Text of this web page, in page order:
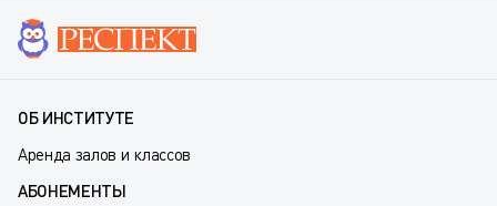
ОБ ИНСТИТУТЕ
Аренда залов и классов
АБОНЕМЕНТЫ